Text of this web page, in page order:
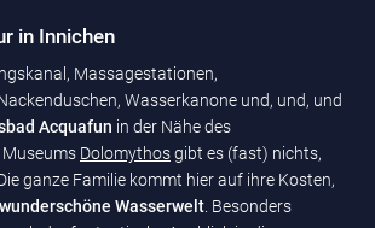
in Innichen
Massagestationen,
Wasserkanone und, und, und
Acquafun in der Nähe des
Dolomythosgibt es (fast) nichts,
ganze Familie kommt hier auf ihre Kosten,
wunderschöne Wasserwelt . Besonders